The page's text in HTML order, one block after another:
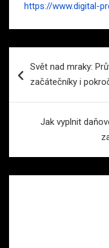
https://www.digital-
proSvět nad mraky:
začátečníky i
Jak vyplnit